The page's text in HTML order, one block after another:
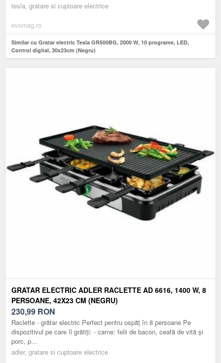
tesla, gratare si cuptoare electrice
evomag.ro
Similar cu Gratar electric Tesla GR500BG, 2000 W, 10 programe, LED,
Control digital, 30x23cm (Negru)
GRATAR ELECTRIC ADLER RACLETTE AD 6616, 1400 W, 8
PERSOANE, 42X23 CM (NEGRU)
230,99 RON
Raclette - grătar electric Perfect pentru ospăț în 8 persoane Pe
dispozitivul pe care îl grătiți: - carne: felii de bacon, ceafă de vită și
porc, p...
adler, gratare si cuptoare electrice